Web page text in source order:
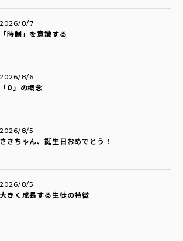
「時制」を意識する
2026/8/7
「0」の概念
2026/8/6
さきちゃん、誕生日おめでとう！
2026/8/5
大きく成長する生徒の特徴
2026/8/5